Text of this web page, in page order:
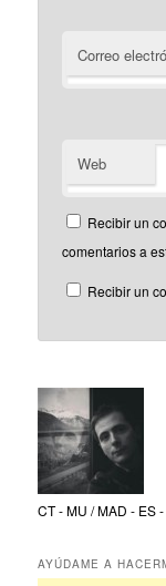
Correo
Web
Recibir un
comentarios a
Recibir un
CT - MU / MAD - ES
AYÚDAME A